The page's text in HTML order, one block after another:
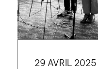
29 AVRIL 2025